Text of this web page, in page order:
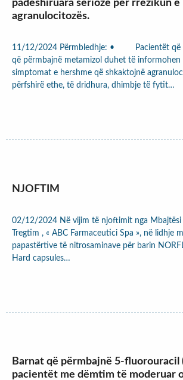
padëshiruara serioze për rrezikun
agranulocitozës.
11/12/2024 Përmbledhje: • Pacientët që
që përmbajnë metamizol duhet të
simptomat e hershme që shkaktojnë
përfshirë ethe, të dridhura, dhimbje të fytit…
NJOFTIM
02/12/2024 Në vijim të njoftimit nga
Tregtim , « ABC Farmaceutici Spa », në lidhje
papastërtive të nitrosaminave për barin
Hard capsules…
Barnat që përmbajnë 5-fluorouracil
pacientët me dëmtim të moderuar